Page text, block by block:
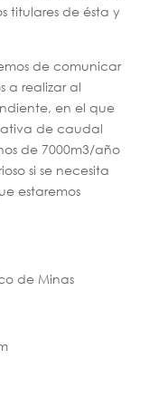
titulares de ésta y
de comunicar
a realizar al
en el que
de caudal
de 7000m3/año
si se necesita
estaremos
de Minas